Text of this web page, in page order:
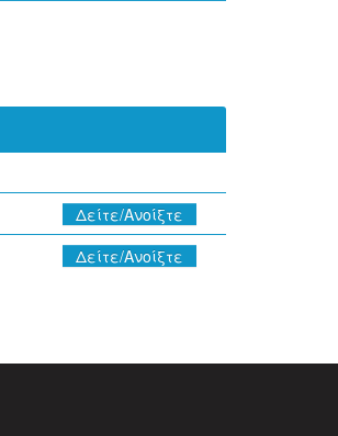
Δείτε/Ανοίξτε
Δείτε/Ανοίξτε